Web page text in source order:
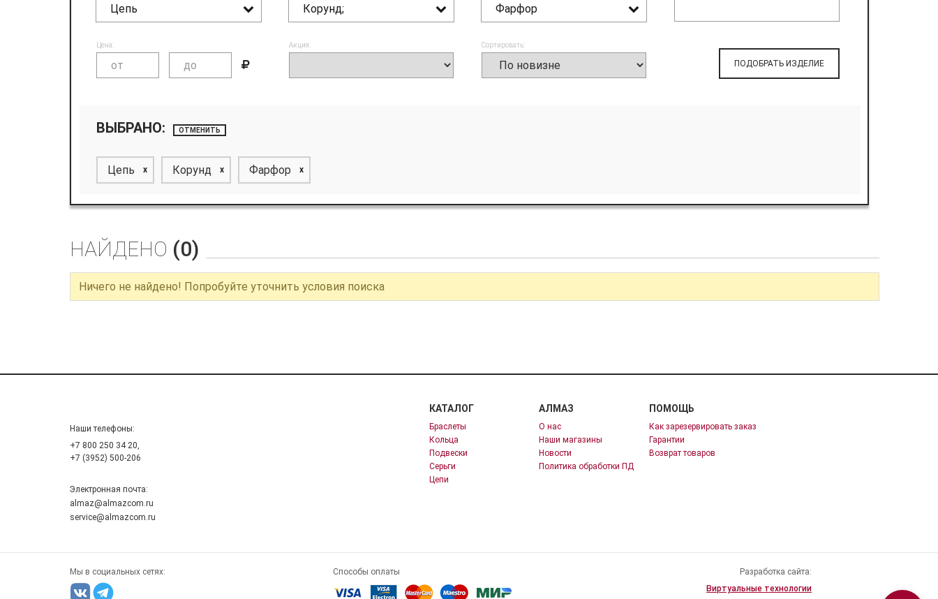
Цепь Корунд; Фарфор
Цена: Акция: Сортировать:
ПОДОБРАТЬ ИЗДЕЛИЕ
ВЫБРАНО: ОТМЕНИТЬ
Цепь x Корунд x Фарфор x
НАЙДЕНО (0)
Ничего не найдено! Попробуйте уточнить условия поиска
Наши телефоны:
+7 800 250 34 20,
+7 (3952) 500-206
Электронная почта:
almaz@almazcom.ru
service@almazcom.ru
КАТАЛОГ
Браслеты
Кольца
Подвески
Серьги
Цепи
АЛМАЗ
О нас
Наши магазины
Новости
Политика обработки ПД
ПОМОЩЬ
Как зарезервировать заказ
Гарантии
Возврат товаров
Мы в социальных сетях: Способы оплаты
Разработка сайта:
Виртуальные технологии